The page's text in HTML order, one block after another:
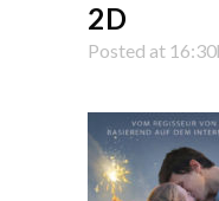
2D
Posted at